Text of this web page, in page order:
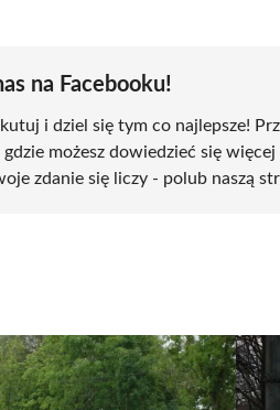
na Facebooku!
i dziel się tym co najlepsze!
gdzie możesz dowiedzieć się
zdanie się liczy - polub naszą